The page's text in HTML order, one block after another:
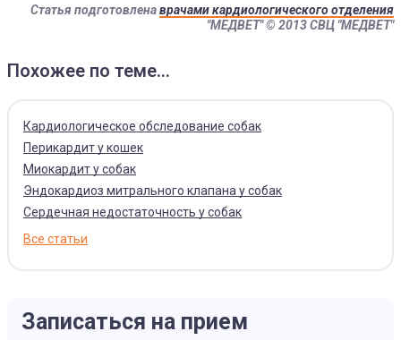
Статья подготовленаврачами кардиологического отделения
"МЕДВЕТ"© 2013 СВЦ "МЕДВЕТ"
Похожее по теме...
Кардиологическое обследование собак
Перикардит у кошек
Миокардит у собак
Эндокардиоз митрального клапана у собак
Сердечная недостаточность у собак
Все статьи
Записаться на прием